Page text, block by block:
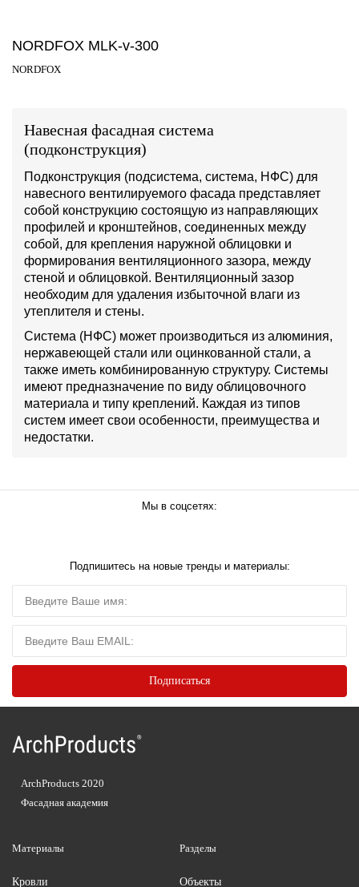
NORDFOX MLK-v-300
NORDFOX
Навесная фасадная система
(подконструкция)
Подконструкция (подсистема, система, НФС) для
навесного вентилируемого фасада представляет
собой конструкцию состоящую из направляющих
профилей и кронштейнов, соединенных между
собой, для крепления наружной облицовки и
формирования вентиляционного зазора, между
стеной и облицовкой. Вентиляционный зазор
необходим для удаления избыточной влаги из
утеплителя и стены.
Система (НФС) может производиться из алюминия,
нержавеющей стали или оцинкованной стали, а
также иметь комбинированную структуру. Системы
имеют предназначение по виду облицовочного
материала и типу креплений. Каждая из типов
систем имеет свои особенности, преимущества и
недостатки.
Мы в соцсетях:
Подпишитесь на новые тренды и материалы:
Материалы
Кровли
Разделы
Объекты
ArchProducts 2020
Фасадная академия